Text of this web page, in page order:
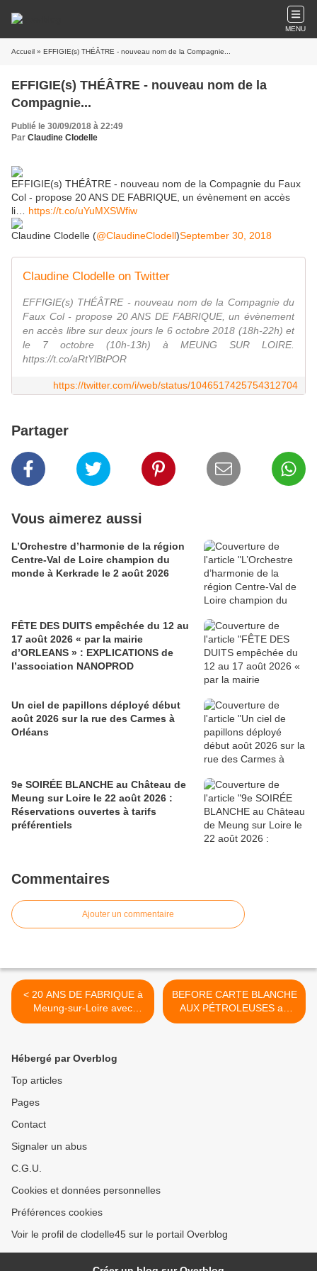
MENU
Accueil » EFFIGIE(s) THÉÂTRE - nouveau nom de la Compagnie...
EFFIGIE(s) THÉÂTRE - nouveau nom de la
Compagnie...
Publié le 30/09/2018 à 22:49
Par Claudine Clodelle
EFFIGIE(s) THÉÂTRE - nouveau nom de la Compagnie du Faux
Col - propose 20 ANS DE FABRIQUE, un évènement en accès
li… https://t.co/uYuMXSWfiw
Claudine Clodelle (@ClaudineClodell)September 30, 2018
Claudine Clodelle on Twitter
EFFIGIE(s) THÉÂTRE - nouveau nom de la Compagnie du
Faux Col - propose 20 ANS DE FABRIQUE, un évènement
en accès libre sur deux jours le 6 octobre 2018 (18h-22h) et
le 7 octobre (10h-13h) à MEUNG SUR LOIRE.
https://t.co/aRtYlBtPOR
https://twitter.com/i/web/status/1046517425754312704
Partager
Vous aimerez aussi
L’Orchestre d’harmonie de la région
Centre-Val de Loire champion du
monde à Kerkrade le 2 août 2026
FÊTE DES DUITS empêchée du 12 au
17 août 2026 « par la mairie
d’ORLEANS » : EXPLICATIONS de
l’association NANOPROD
Un ciel de papillons déployé début
août 2026 sur la rue des Carmes à
Orléans
9e SOIRÉE BLANCHE au Château de
Meung sur Loire le 22 août 2026 :
Réservations ouvertes à tarifs
préférentiels
Commentaires
Ajouter un commentaire
< 20 ANS DE FABRIQUE à
Meung-sur-Loire avec
EFFIGIE(s) THÉÂTRE les 6
BEFORE CARTE BLANCHE
AUX PÉTROLEUSES au
108 le 12 Octobre 2018 >
Hébergé par Overblog
Top articles
Pages
Contact
Signaler un abus
C.G.U.
Cookies et données personnelles
Préférences cookies
Voir le profil de clodelle45 sur le portail Overblog